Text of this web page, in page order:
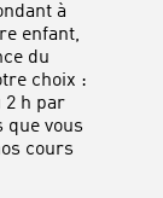
à
enfant,
du
choix :
2 h par
que vous
cours